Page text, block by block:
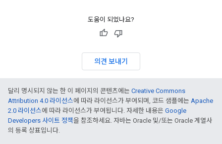
도움이 되었나요?
의견 보내기
달리 명시되지 않는 한 이 페이지의 콘텐츠에는 Creative Commons
Attribution 4.0 라이선스에 따라 라이선스가 부여되며, 코드 샘플에는 Apache
2.0 라이선스에 따라 라이선스가 부여됩니다. 자세한 내용은 Google
Developers 사이트 정책을 참조하세요. 자바는 Oracle 및/또는 Oracle 계열사
의 등록 상표입니다.